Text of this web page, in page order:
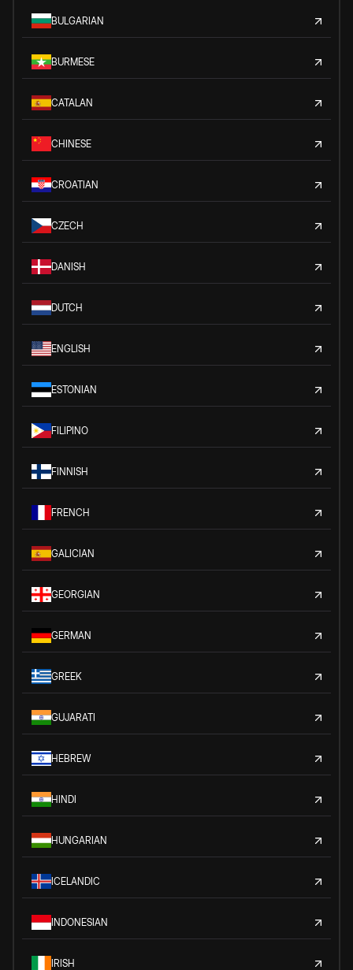
BULGARIAN
BURMESE
CATALAN
CHINESE
CROATIAN
CZECH
DANISH
DUTCH
ENGLISH
ESTONIAN
FILIPINO
FINNISH
FRENCH
GALICIAN
GEORGIAN
GERMAN
GREEK
GUJARATI
HEBREW
HINDI
HUNGARIAN
ICELANDIC
INDONESIAN
IRISH